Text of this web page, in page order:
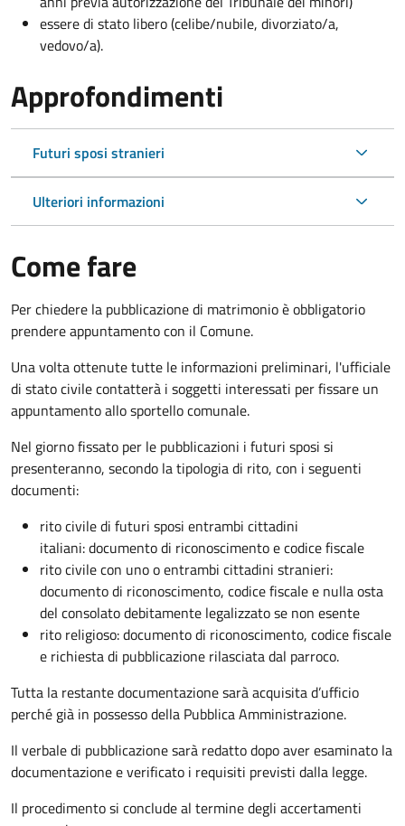
essere di stato libero (celibe/nubile, divorziato/a,
vedovo/a).
Approfondimenti
Futuri sposi stranieri
Ulteriori informazioni
Come fare
Per chiedere la pubblicazione di matrimonio è obbligatorio
prendere appuntamento con il Comune.
Una volta ottenute tutte le informazioni preliminari, l'ufficiale
di stato civile contatterà i soggetti interessati per fissare un
appuntamento allo sportello comunale.
Nel giorno fissato per le pubblicazioni i futuri sposi si
presenteranno, secondo la tipologia di rito, con i seguenti
documenti:
rito civile di futuri sposi entrambi cittadini
italiani: documento di riconoscimento e codice fiscale
rito civile con uno o entrambi cittadini stranieri:
documento di riconoscimento, codice fiscale e nulla osta
del consolato debitamente legalizzato se non esente
rito religioso: documento di riconoscimento, codice fiscale
e richiesta di pubblicazione rilasciata dal parroco.
Tutta la restante documentazione sarà acquisita d’ufficio
perché già in possesso della Pubblica Amministrazione.
Il verbale di pubblicazione sarà redatto dopo aver esaminato la
documentazione e verificato i requisiti previsti dalla legge.
Il procedimento si conclude al termine degli accertamenti